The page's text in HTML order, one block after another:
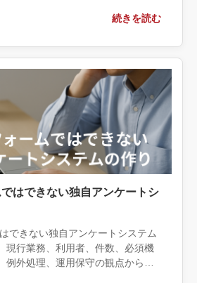
用意する情報、依頼後に確認すべ
続きを読む
はできない独自アンケートシ
できない独自アンケートシステム
現行業務、利用者、件数、必須機
例外処理、運用保守の観点から実